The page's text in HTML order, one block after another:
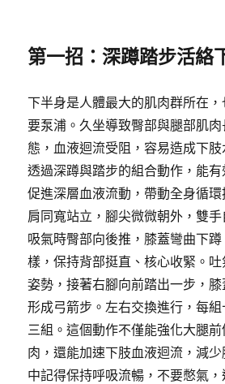
第一招：深蹲踏步活絡
下半身是人體最大的肌肉群所在
要泵浦。久坐導致臀部與腿部肌
態，血液迴流受阻，容易造成下肢
透過深蹲與踏步的組合動作，能有
促進深層血液流動，帶動全身循
肩同寬站立，腳尖微微朝外，雙手
吸氣時臀部向後推，膝蓋彎曲下
樣，保持背部挺直、核心收緊。
姿勢，接著右腳向前踏出一步，膝
形成弓箭步。左右交換進行，每
三組。這個動作不僅能強化大腿
肉，還能加速下肢血液迴流，減
中記得保持呼吸流暢，不要憋氣